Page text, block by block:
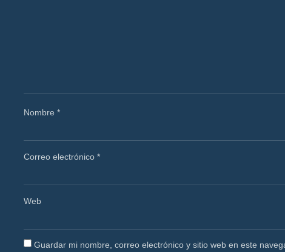
Nombre*
Correo electrónico*
Web
Guardar mi nombre, correo electrónico y sitio web en este